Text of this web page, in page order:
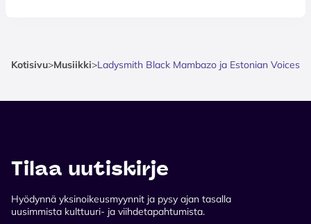
Kotisivu>Musiikki>Ladysmith Black Mambazo ja Estonian Voices
Tilaa uutiskirje
Hyödynnä yksinoikeusmyynnit ja pysy ajan tasalla
uusimmista kulttuuri- ja viihdetapahtumista.